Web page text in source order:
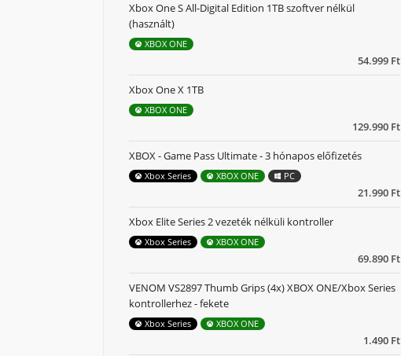
54.999 Ft
Xbox One S All-Digital Edition 1TB szoftver nélkül
(használt)
XBOX ONE
129.990 Ft
Xbox One X 1TB
XBOX ONE
21.990 Ft
XBOX - Game Pass Ultimate - 3 hónapos előfizetés
Xbox Series XBOX ONE PC
69.890 Ft
Xbox Elite Series 2 vezeték nélküli kontroller
Xbox Series XBOX ONE
1.490 Ft
VENOM VS2897 Thumb Grips (4x) XBOX ONE/Xbox Series
kontrollerhez - fekete
Xbox Series XBOX ONE